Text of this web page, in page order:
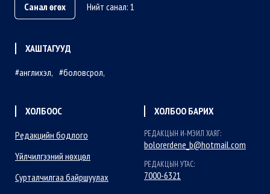
Санал өгөх
Нийт санал: 1
ХАШТАГУУД
англихэл
боловсрол
ХОЛБООС
Редакцийн бодлого
Үйлчилгээний нөхцөл
Сурталчилгаа байршуулах
ХОЛБОО БАРИХ
РЕДАКЦЫН И-МЭИЛ ХАЯГ:
bolorerdene_b@hotmail.com
РЕДАКЦЫН УТАС:
7000-6321